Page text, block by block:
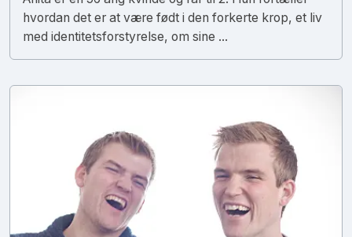
hvordan det er at være født i den forkerte krop, et liv
med identitetsforstyrelse, om sine ...